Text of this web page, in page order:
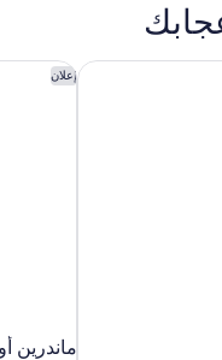
إعلان
ماندرين
ماندرين